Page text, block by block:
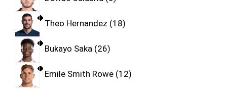
Theo Hernandez 18
Bukayo Saka 26
Emile Smith Rowe 12